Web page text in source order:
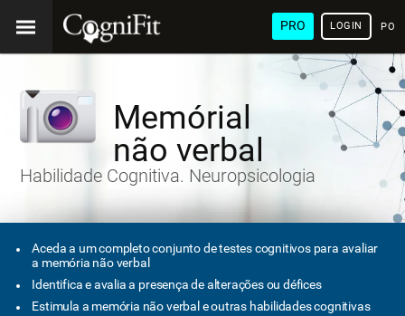
PRO LOGIN
Memórial
não verbal
Habilidade Cognitiva. Neuropsicologia
Aceda a um completo conjunto de testes cognitivos para avaliar
a memória não verbal
Identifica e avalia a presença de alterações ou défices
Estimula a memória não verbal e outras habilidades cognitivas